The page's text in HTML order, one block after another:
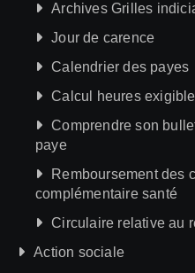
Archives Grilles
Jour de carence
Calendrier des payes
Calcul heures
Comprendre son
paye
Remboursement des
complémentaire santé
Circulaire relative au
Action sociale